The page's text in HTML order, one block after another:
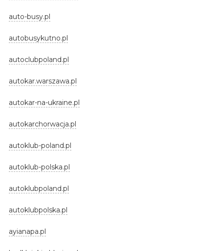
auto-busy.pl
autobusykutno.pl
autoclubpoland.pl
autokar.warszawa.pl
autokar-na-ukraine.pl
autokarchorwacja.pl
autoklub-poland.pl
autoklub-polska.pl
autoklubpoland.pl
autoklubpolska.pl
ayianapa.pl